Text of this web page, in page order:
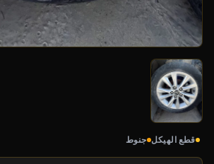
قطع الهيكل جنوط